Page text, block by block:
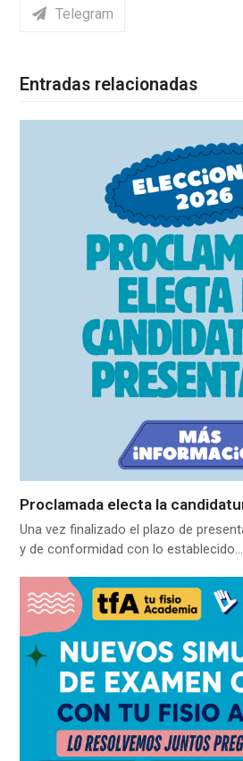
Telegram
Entradas relacionadas
Proclamada electa la
Una vez finalizado el plazo de
y de conformidad con lo establecido…